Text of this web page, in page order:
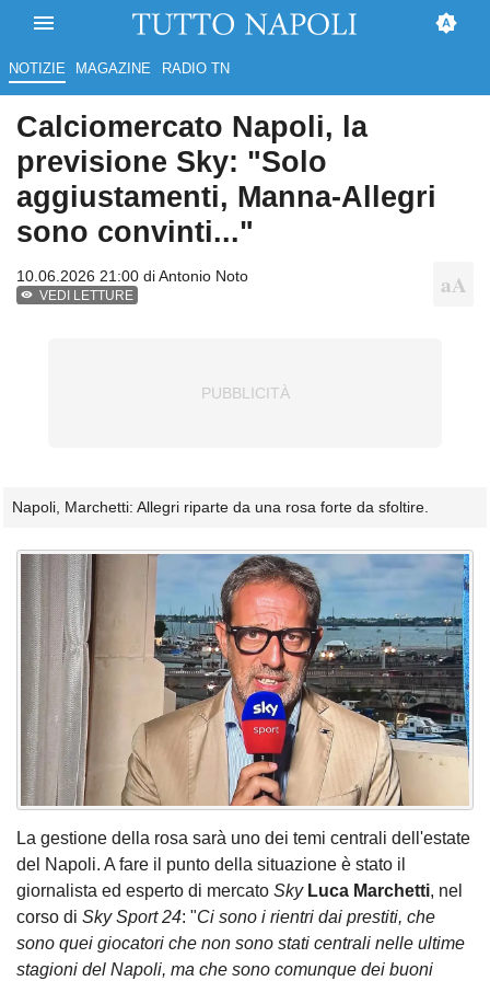
NOTIZIE MAGAZINE RADIO TN
Calciomercato Napoli, la
previsione Sky: "Solo
aggiustamenti, Manna-Allegri
sono convinti..."
10.06.2026 21:00 diAntonio Noto
VEDI LETTURE
Napoli, Marchetti: Allegri riparte da una rosa forte da sfoltire.
La gestione della rosa sarà uno dei temi centrali dell'estate
del Napoli. A fare il punto della situazione è stato il
giornalista ed esperto di mercato Sky Luca Marchetti, nel
corso di Sky Sport 24: "Ci sono i rientri dai prestiti, che
sono quei giocatori che non sono stati centrali nelle ultime
stagioni del Napoli, ma che sono comunque dei buoni